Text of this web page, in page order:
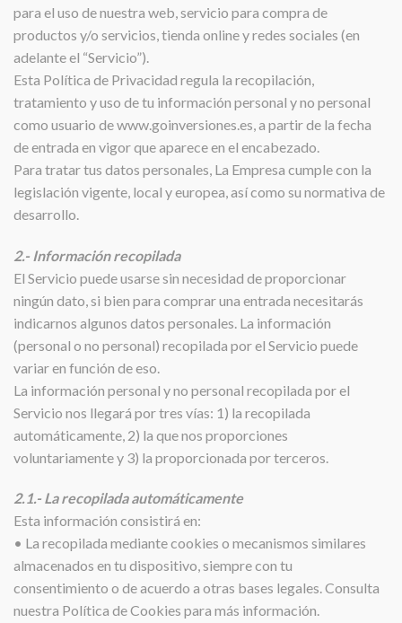
para el uso de nuestra web, servicio para compra de
productos y/o servicios, tienda online y redes sociales (en
adelante el “Servicio”).
Esta Política de Privacidad regula la recopilación,
tratamiento y uso de tu información personal y no personal
como usuario de www.goinversiones.es, a partir de la fecha
de entrada en vigor que aparece en el encabezado.
Para tratar tus datos personales, La Empresa cumple con la
legislación vigente, local y europea, así como su normativa de
desarrollo.
2.- Información recopilada
El Servicio puede usarse sin necesidad de proporcionar
ningún dato, si bien para comprar una entrada necesitarás
indicarnos algunos datos personales. La información
(personal o no personal) recopilada por el Servicio puede
variar en función de eso.
La información personal y no personal recopilada por el
Servicio nos llegará por tres vías: 1) la recopilada
automáticamente, 2) la que nos proporciones
voluntariamente y 3) la proporcionada por terceros.
2.1.- La recopilada automáticamente
Esta información consistirá en:
• La recopilada mediante cookies o mecanismos similares
almacenados en tu dispositivo, siempre con tu
consentimiento o de acuerdo a otras bases legales. Consulta
nuestra Política de Cookies para más información.